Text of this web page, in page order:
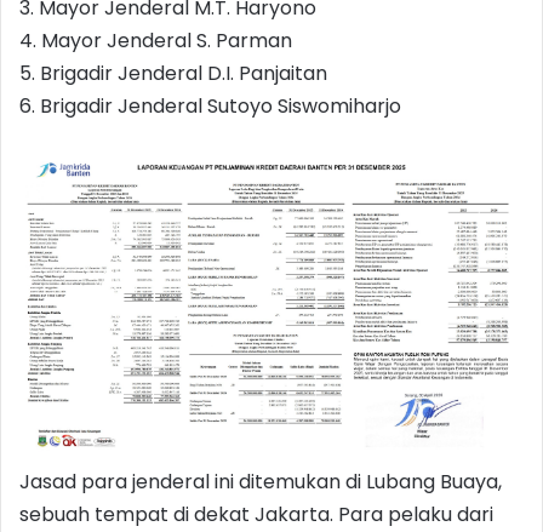
3. Mayor Jenderal M.T. Haryono
4. Mayor Jenderal S. Parman
5. Brigadir Jenderal D.I. Panjaitan
6. Brigadir Jenderal Sutoyo Siswomiharjo
Jasad para jenderal ini ditemukan di Lubang Buaya,
sebuah tempat di dekat Jakarta. Para pelaku dari